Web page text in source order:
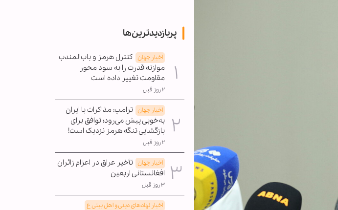
پربازدیدترین‌ها
اخبار جهان کنترل هرمز و باب‌المندب
موازنه قدرت را به سود محور
مقاومت تغییر داده است
۲ روز قبل
اخبار جهان ترامپ: مذاکرات با ایران
به‌خوبی پیش می‌رود؛ توافق برای
بازگشایی تنگه هرمز نزدیک است!
۲ روز قبل
اخبار جهان تأخیر عراق در اعزام زائران
افغانستانی اربعین
۳ روز قبل
اخبار نهادهای دینی و اهل بیتی ع